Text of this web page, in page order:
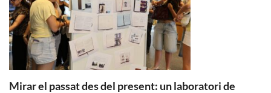
Mirar el passat des del present: un laboratori de